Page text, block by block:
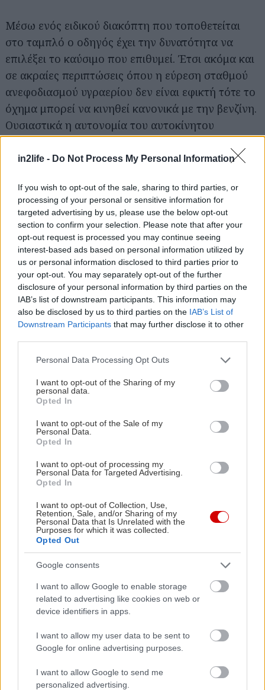
in2life - Do Not Process My Personal Information
If you wish to opt-out of the sale, sharing to third parties, or
processing of your personal or sensitive information for
targeted advertising by us, please use the below opt-out
section to confirm your selection. Please note that after your
opt-out request is processed you may continue seeing
interest-based ads based on personal information utilized by
us or personal information disclosed to third parties prior to
your opt-out. You may separately opt-out of the further
disclosure of your personal information by third parties on the
IAB’s list of downstream participants. This information may
also be disclosed by us to third parties on the IAB’s List of
Downstream Participants that may further disclose it to other
Please note that this website/app uses one or more Google
not limited to your visit or usage behaviour. You may click to
grant or deny consent to Google and its third-party tags to
use your data for below specified purposes in below Google
consent section.
Personal Data Processing Opt Outs
I want to opt-out of the Sharing of my
personal data.
Opted In
I want to opt-out of the Sale of my
Personal Data.
Opted In
I want to opt-out of processing my
Personal Data for Targeted Advertising.
Opted In
I want to opt-out of Collection, Use,
Retention, Sale, and/or Sharing of my
Personal Data that Is Unrelated with the
Purposes for which it was collected.
Opted Out
Google consents
I want to allow Google to enable storage
related to advertising like cookies on web or
device identifiers in apps.
I want to allow my user data to be sent to
Google for online advertising purposes.
I want to allow Google to send me
personalized advertising.
Μέσω ενός ειδικού διακόπτη που τοποθετείται
στο ταμπλό ο οδηγός έχει την δυνατότητα να
επιλέξει το καύσιμο που επιθυμεί. Έτσι ακόμα και
σε ακραίες περιπτώσεις όπου η εύρεση σταθμού
ανεφοδιασμού υγραερίου δεν είναι εφικτή τότε το
όχημα μπορεί να κινηθεί κανονικά με την βενζίνη.
Ουσιαστικά η αυτονομία του αυτοκίνητου
διπλασιάζεται μιας και το όχημα πλέον έχει δύο (2)
ρεζερβουάρ.
Το κόστος αγοράς και τοποθέτησης του
εξοπλισμού-κιτ ξεκινά από τα 594 ευρώ (πλέον
ΦΠΑ) και διαμορφώνεται ανάλογα τον τύπο και
την ιπποδύναμη του κινητήρα του αυτοκινήτου με
την απόσβεση ουσιαστικά να επιτυγχάνεται σε
πολύ σύντομο χρονικό διάστημα με πολλαπλά
οφέλη και στην αξία μεταπώλησης του
αυτοκίνητου. Παράλληλα η VIAGAS παρέχει τη
δυνατότητα αποπληρωμής του ποσού σε 36
άτοκες δόσεις.
όλες τις γραφειοκρατικές διαδικασίες που
απαιτούνται ώστε το αυτοκίνητό στο οποίο έχει
τοποθετηθεί υγραεριοκίνηση να είναι απολύτως
νόμιμο μετά την εγκατάσταση του συστήματος
Για περισσότερες πληροφορίες ή για να ορίσετε
ραντεβού, μπορείτε να καλέσετε στο 210-3420500
ή να επισκεφτείτε την ηλεκτρονική σελίδα
www.viagas.gr
Αναζήτηση